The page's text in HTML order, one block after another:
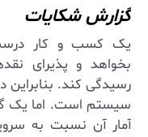
گزارش شکایات
یک کسب و کار
بخواهد و پذیرای
رسیدگی کند.
سیستم است. اما یک
آمار آن نسبت به